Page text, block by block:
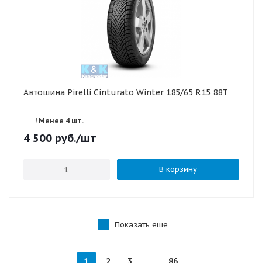
Автошина Pirelli Cinturato Winter 185/65 R15 88T
! Менее 4 шт.
4 500 руб./шт
В корзину
Показать еще